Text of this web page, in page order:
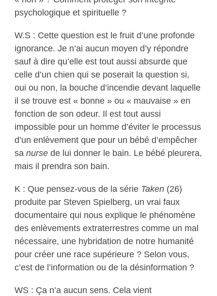
psychologique et spirituelle ?
W.S : Cette question est le fruit d’une profonde
ignorance. Je n’ai aucun moyen d’y répondre
sauf à dire qu’elle est tout aussi absurde que
celle d’un chien qui se poserait la question si,
oui ou non, la bouche d’incendie devant laquelle
il se trouve est « bonne » ou « mauvaise » en
fonction de son odeur. Il est tout aussi
impossible pour un homme d’éviter le processus
d’un enlèvement que pour un bébé d’empêcher
sa nurse de lui donner le bain. Le bébé pleurera,
mais il prendra son bain.
K : Que pensez-vous de la série Taken (26)
produite par Steven Spielberg, un vrai faux
documentaire qui nous explique le phénomène
des enlèvements extraterrestres comme un mal
nécessaire, une hybridation de notre humanité
pour créer une race supérieure ? Selon vous,
c’est de l’information ou de la désinformation ?
WS : Ça n’a aucun sens. Cela vient